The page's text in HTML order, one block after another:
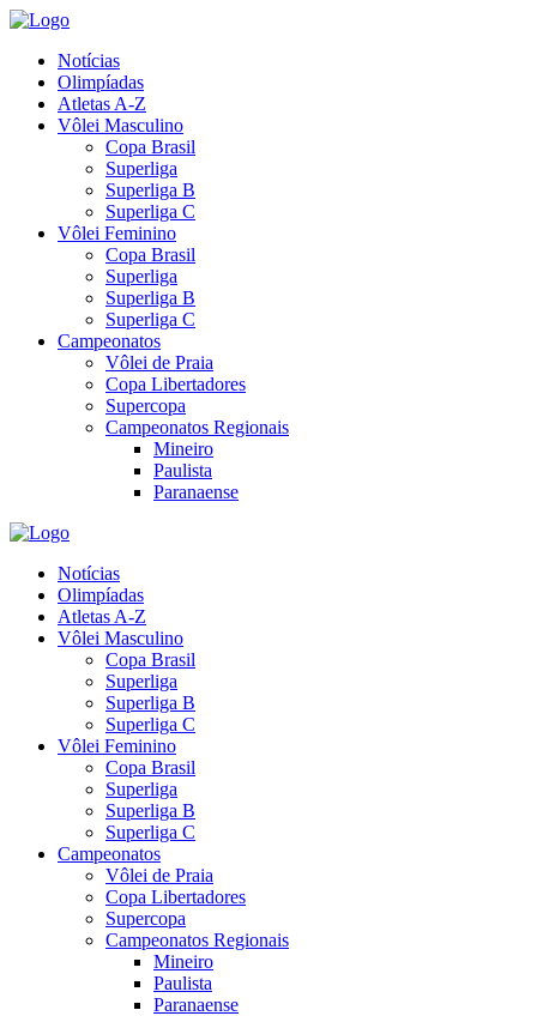
Notícias
Olimpíadas
Atletas A-Z
Vôlei Masculino
Copa Brasil
Superliga
Superliga B
Superliga C
Vôlei Feminino
Copa Brasil
Superliga
Superliga B
Superliga C
Campeonatos
Vôlei de Praia
Copa Libertadores
Supercopa
Campeonatos Regionais
Mineiro
Paulista
Paranaense
Notícias
Olimpíadas
Atletas A-Z
Vôlei Masculino
Copa Brasil
Superliga
Superliga B
Superliga C
Vôlei Feminino
Copa Brasil
Superliga
Superliga B
Superliga C
Campeonatos
Vôlei de Praia
Copa Libertadores
Supercopa
Campeonatos Regionais
Mineiro
Paulista
Paranaense